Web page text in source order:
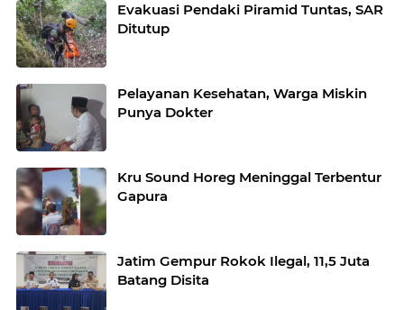
Evakuasi Pendaki Piramid Tuntas, SAR
Ditutup
Pelayanan Kesehatan, Warga Miskin
Punya Dokter
Kru Sound Horeg Meninggal Terbentur
Gapura
Jatim Gempur Rokok Ilegal, 11,5 Juta
Batang Disita